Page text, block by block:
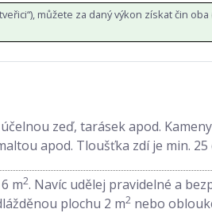
můžete za daný výkon získat čin
zeď, tarásek apod.
apod. Tloušťka zdí je min. 25
m2. Navíc udělej pravidelné a
plochu 2 m2 nebo